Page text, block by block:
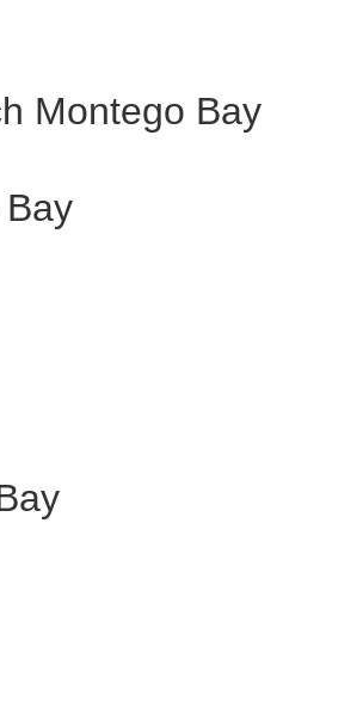
Montego Bay